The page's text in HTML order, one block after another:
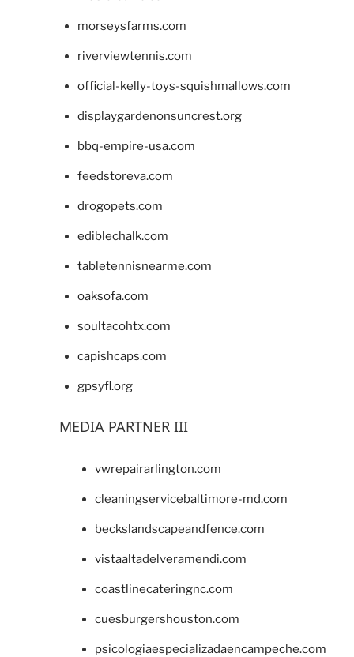
morseysfarms.com
riverviewtennis.com
official-kelly-toys-squishmallows.com
displaygardenonsuncrest.org
bbq-empire-usa.com
feedstoreva.com
drogopets.com
ediblechalk.com
tabletennisnearme.com
oaksofa.com
soultacohtx.com
capishcaps.com
gpsyfl.org
MEDIA PARTNER III
vwrepairarlington.com
cleaningservicebaltimore-md.com
beckslandscapeandfence.com
vistaaltadelveramendi.com
coastlinecateringnc.com
cuesburgershouston.com
psicologiaespecializadaencampeche.com